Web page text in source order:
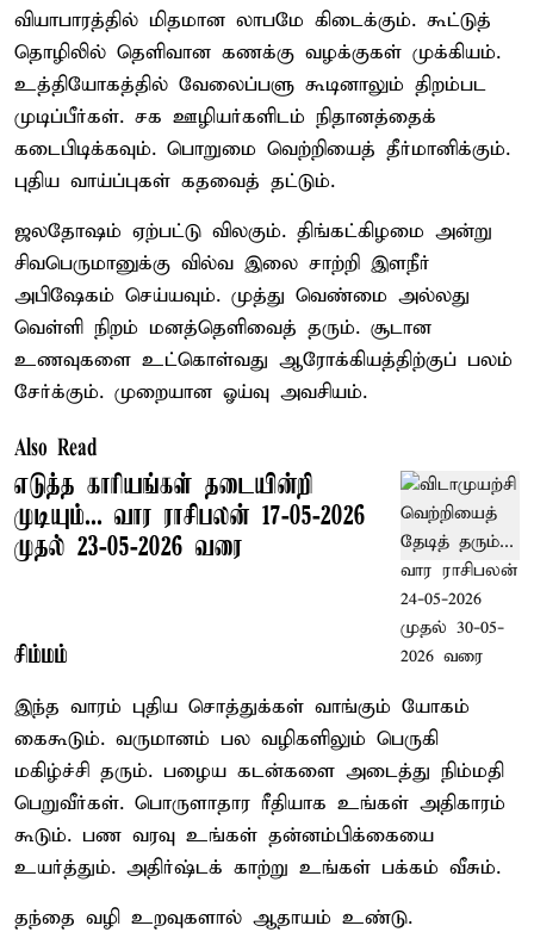
வியாபாரத்தில் மிதமான லாபமே கிடைக்கும். கூட்டுத்
தொழிலில் தெளிவான கணக்கு வழக்குகள் முக்கியம்.
உத்தியோகத்தில் வேலைப்பளு கூடினாலும் திறம்பட
முடிப்பீர்கள். சக ஊழியர்களிடம் நிதானத்தைக்
கடைபிடிக்கவும். பொறுமை வெற்றியைத் தீர்மானிக்கும்.
புதிய வாய்ப்புகள் கதவைத் தட்டும்.
ஜலதோஷம் ஏற்பட்டு விலகும். திங்கட்கிழமை அன்று
சிவபெருமானுக்கு வில்வ இலை சாற்றி இளநீர்
அபிஷேகம் செய்யவும். முத்து வெண்மை அல்லது
வெள்ளி நிறம் மனத்தெளிவைத் தரும். சூடான
உணவுகளை உட்கொள்வது ஆரோக்கியத்திற்குப் பலம்
சேர்க்கும். முறையான ஓய்வு அவசியம்.
Also Read
எடுத்த காரியங்கள் தடையின்றி
முடியும்... வார ராசிபலன் 17-05-2026
முதல் 23-05-2026 வரை
சிம்மம்
இந்த வாரம் புதிய சொத்துக்கள் வாங்கும் யோகம்
கைகூடும். வருமானம் பல வழிகளிலும் பெருகி
மகிழ்ச்சி தரும். பழைய கடன்களை அடைத்து நிம்மதி
பெறுவீர்கள். பொருளாதார ரீதியாக உங்கள் அதிகாரம்
கூடும். பண வரவு உங்கள் தன்னம்பிக்கையை
உயர்த்தும். அதிர்ஷ்டக் காற்று உங்கள் பக்கம் வீசும்.
தந்தை வழி உறவுகளால் ஆதாயம் உண்டு.